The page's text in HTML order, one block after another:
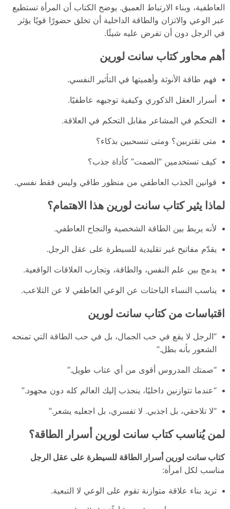
العاطفية، وبناء الارتباط العميق. يوضح الكتاب أن المرأة تستطيع
عبر الوعي والاتزان والطاقة الداخلية أن تخلق حضورًا قويًا يؤثر
في الرجل دون أن تفرض عليه شيئًا.
أهم محاور كتاب سانت لورين
فهم طاقة الأنوثة وأهميتها في التأثير النفسي.
أسرار العقل الذكوري وكيفية توجيهه عاطفيًا.
التحكم في المشاعر مقابل التحكم في العلاقة.
متى تقتربين؟ ومتى تنسحبين بذكاء؟
كيف تستخدمين “الصمت” كأداة جذب؟
قوانين الجذب العاطفي من منظور طاقي وليس فقط نفسي.
لماذا يثير كتاب سانت لورين هذا الاهتمام؟
لأنه يربط بين الطاقة الشخصية والنجاح العاطفي.
يقدّم مفاتيح غير تقليدية للسيطرة على عقل الرجل.
يدمج بين علم النفس، والطاقة، وتجارب العلاقات الواقعية.
يناسب النساء الباحثات عن الوعي العاطفي لا عن التلاعب.
اقتباسات من كتاب سانت لورين
“الرجل لا يقع في حب الجمال، بل في حب الطاقة التي تمنحه
الشعور بأنه بطل.”
“صمتك المدروس أقوى من أي عتاب طويل.”
“عندما تتوازنين داخليًا، ينجذب إليك العالم كله دون مجهود.”
“لا تلاحقي، بل اجذبي. لا تفسري، بل اجعليه يشعر.”
لمن يُناسب كتاب سانت لورين أسرار الطاقة؟
كتاب سانت لورين أسرار الطاقة للسيطرة على عقل الرجل
مناسب لكل امرأة:
تريد بناء علاقة متوازنة تقوم على الوعي لا التبعية.